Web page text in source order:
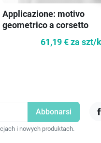
Applicazione: motivo
geometrico a corsetto
61,19 €za szt/
i nowych produktach.